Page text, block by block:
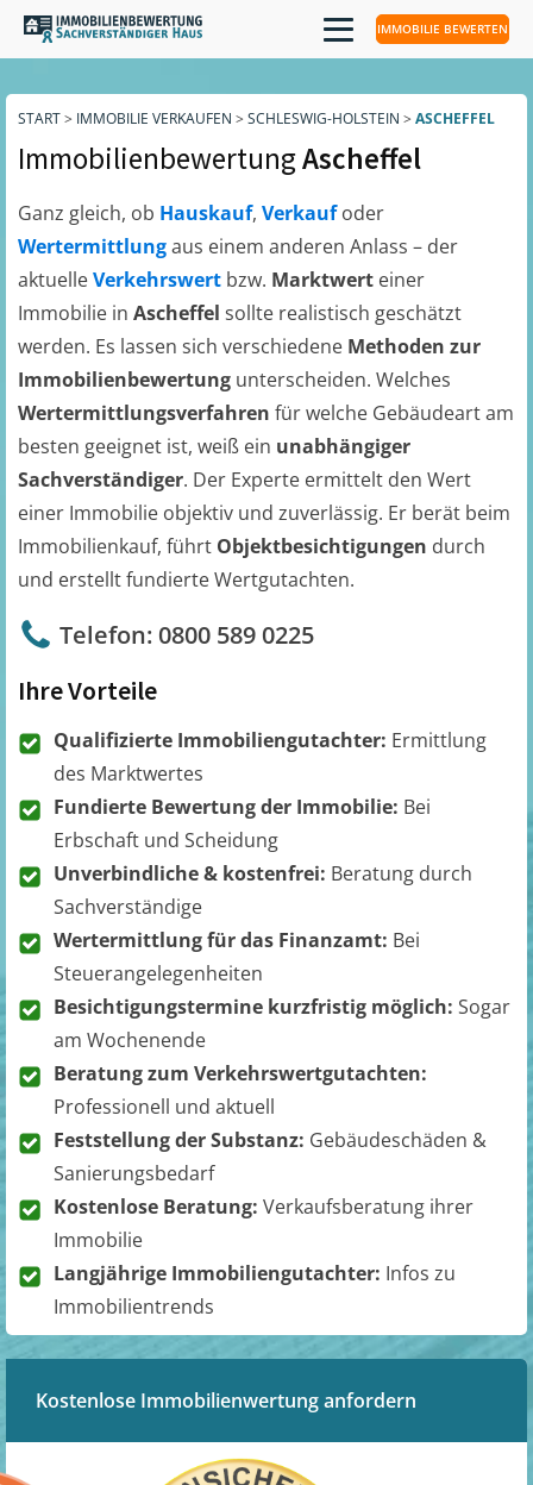
IMMOBILIE BEWERTEN
START> IMMOBILIE VERKAUFEN > SCHLESWIG-HOLSTEIN > ASCHEFFEL
ImmobilienbewertungAscheffel
Ganz gleich, ob Hauskauf, Verkaufoder
Wertermittlungaus einem anderen Anlass – der
aktuelleVerkehrswert bzw. Marktwert einer
Immobilie in Ascheffel sollte realistisch geschätzt
werden. Es lassen sich verschiedene Methoden zur
Immobilienbewertung unterscheiden. Welches
Wertermittlungsverfahren für welche Gebäudeart am
besten geeignet ist, weiß ein unabhängiger
Sachverständiger. Der Experte ermittelt den Wert
einer Immobilie objektiv und zuverlässig. Er berät beim
Immobilienkauf, führt Objektbesichtigungen durch
und erstellt fundierte Wertgutachten.
Telefon: 0800 589 0225
Ihre Vorteile
Qualifizierte Immobiliengutachter: Ermittlung
des Marktwertes
Fundierte Bewertung der Immobilie: Bei
Erbschaft und Scheidung
Unverbindliche & kostenfrei: Beratung durch
Sachverständige
Wertermittlung für das Finanzamt: Bei
Steuerangelegenheiten
Besichtigungstermine kurzfristig möglich: Sogar
am Wochenende
Beratung zum Verkehrswertgutachten:
Professionell und aktuell
Feststellung der Substanz: Gebäudeschäden &
Sanierungsbedarf
Kostenlose Beratung: Verkaufsberatung ihrer
Immobilie
Langjährige Immobiliengutachter: Infos zu
Immobilientrends
Kostenlose Immobilienwertung anfordern